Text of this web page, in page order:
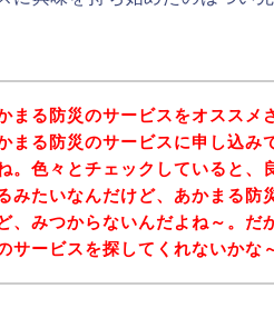
まる防災のサービスをオススメ
まる防災のサービスに申し込み
。色々とチェックしていると、
みたいなんだけど、あかまる防
、みつからないんだよね～。だ
サービスを探してくれないかな